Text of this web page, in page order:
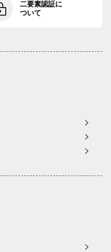
二要素認証に
ついて